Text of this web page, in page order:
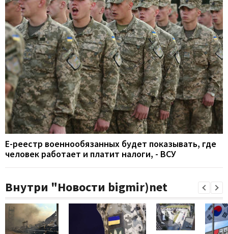
Е-реестр военнообязанных будет показывать, где
человек работает и платит налоги, - ВСУ
Внутри "Новости bigmir)net